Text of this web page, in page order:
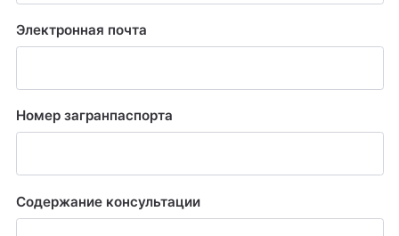
Электронная почта
Номер загранпаспорта
Содержание консультации